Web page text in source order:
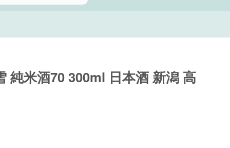
純米酒70 300ml 日本酒 新潟 高